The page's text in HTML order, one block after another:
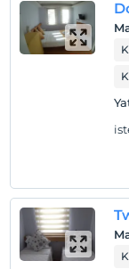
Otel koşulları
En erken saat
En geç saat
Sigara
Odalarda sigara
Giriş saatleri